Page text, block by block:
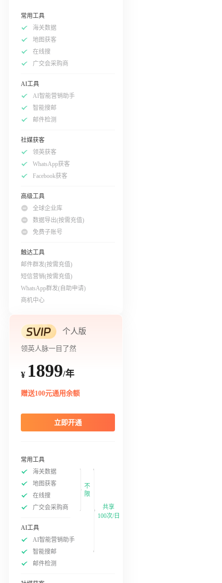
常用工具
海关数据
地图获客
在线搜
广交会采购商
AI工具
AI智能营销助手
智能搜邮
邮件检测
社媒获客
领英获客
WhatsApp获客
Facebook获客
高级工具
全球企业库
数据导出(按需充值)
免费子账号
触达工具
邮件群发(按需充值)
短信营销(按需充值)
WhatsApp群发(自助申请)
商机中心
个人版
领英人脉一目了然
¥ 1899/年
赠送100元通用余额
立即开通
常用工具
海关数据
地图获客
在线搜
广交会采购商
不
限
AI工具
AI智能营销助手
智能搜邮
邮件检测
共享
100次/日